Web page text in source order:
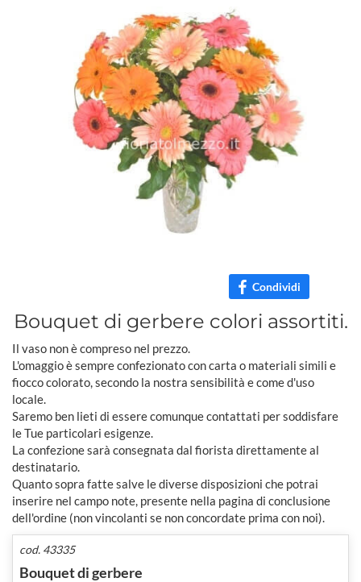
Condividi
Bouquet di gerbere colori assortiti.
Il vaso non è compreso nel prezzo.
L'omaggio è sempre confezionato con carta o materiali simili e
fiocco colorato, secondo la nostra sensibilità e come d'uso
locale.
Saremo ben lieti di essere comunque contattati per soddisfare
le Tue particolari esigenze.
La confezione sarà consegnata dal fiorista direttamente al
destinatario.
Quanto sopra fatte salve le diverse disposizioni che potrai
inserire nel campo note, presente nella pagina di conclusione
dell'ordine (non vincolanti se non concordate prima con noi).
cod. 43335
Bouquet di gerbere